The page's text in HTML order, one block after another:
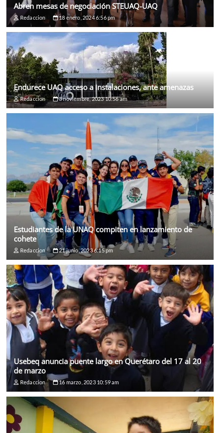
Abren mesas de negociación STEUAQ-UAQ
Redaccion 18 enero, 2024 6:56 pm
Endurece UAQ acceso a instalaciones, ante amenazas
Redaccion 3 noviembre, 2023 10:56 am
Estudiantes de la UNAQ compiten en lanzamiento de
cohete
Redaccion 21 junio, 2023 6:15 pm
Usebeq anuncia puente largo en Querétaro del 17 al 20
de marzo
Redaccion 16 marzo, 2023 10:59 am